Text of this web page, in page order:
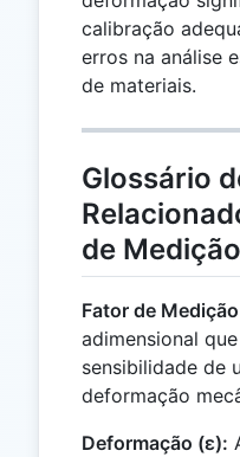
calibração
erros na análise
de materiais.
Glossário
de Medição
Fator de
adimensional
sensibilidade de
deformação
Deformação (ε):